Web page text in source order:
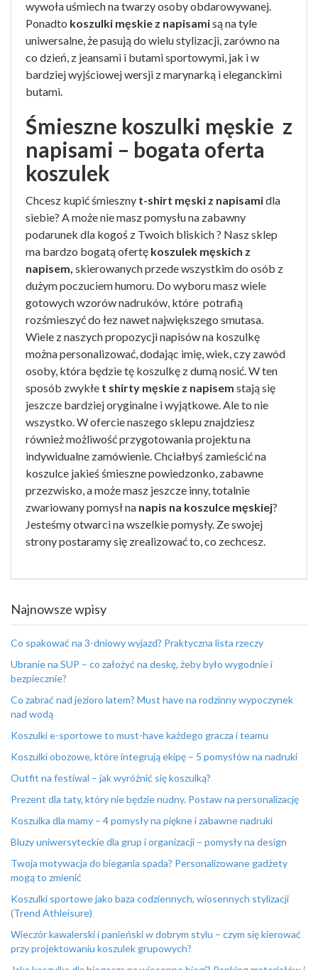
wywoła uśmiech na twarzy osoby obdarowywanej.
Ponadto koszulki męskie z napisamisą na tyle
uniwersalne, że pasują do wielu stylizacji, zarówno na
co dzień, z jeansami i butami sportowymi, jak i w
bardziej wyjściowej wersji z marynarką i eleganckimi
butami.
Śmieszne koszulki męskie z
napisami – bogata oferta
koszulek
Chcesz kupić śmieszny t-shirt męski z napisamidla
siebie? A może nie masz pomysłu na zabawny
podarunek dla kogoś z Twoich bliskich ? Nasz sklep
ma bardzo bogatą ofertę koszulek męskich z
napisem, skierowanych przede wszystkim do osób z
dużym poczuciem humoru. Do wyboru masz wiele
gotowych wzorów nadruków, które potrafią
rozśmieszyć do łez nawet największego smutasa.
Wiele z naszych propozycji napisów na koszulkę
można personalizować, dodając imię, wiek, czy zawód
osoby, która będzie tę koszulkę z dumą nosić. W ten
sposób zwykłe t shirty męskie z napisem stają się
jeszcze bardziej oryginalne i wyjątkowe. Ale to nie
wszystko. W ofercie naszego sklepu znajdziesz
również możliwość przygotowania projektu na
indywidualne zamówienie. Chciałbyś zamieścić na
koszulce jakieś śmieszne powiedzonko, zabawne
przezwisko, a może masz jeszcze inny, totalnie
zwariowany pomysł na napis na koszulce męskiej?
Jesteśmy otwarci na wszelkie pomysły. Ze swojej
strony postaramy się zrealizować to, co zechcesz.
Najnowsze wpisy
Co spakować na 3-dniowy wyjazd? Praktyczna lista rzeczy
Ubranie na SUP – co założyć na deskę, żeby było wygodnie i
bezpiecznie?
Co zabrać nad jezioro latem? Must have na rodzinny wypoczynek
nad wodą
Koszulki e-sportowe to must-have każdego gracza i teamu
Koszulki obozowe, które integrują ekipę – 5 pomysłów na nadruki
Outfit na festiwal – jak wyróżnić się koszulką?
Prezent dla taty, który nie będzie nudny. Postaw na personalizację
Koszulka dla mamy – 4 pomysły na piękne i zabawne nadruki
Bluzy uniwersyteckie dla grup i organizacji – pomysły na design
Twoja motywacja do biegania spada? Personalizowane gadżety
mogą to zmienić
Koszulki sportowe jako baza codziennych, wiosennych stylizacji
(Trend Athleisure)
Wieczór kawalerski i panieński w dobrym stylu – czym się kierować
przy projektowaniu koszulek grupowych?